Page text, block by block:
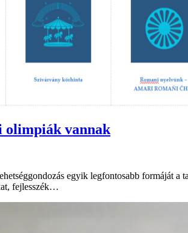
vannak
egyik legfontosabb formáját a
fejlesszék…